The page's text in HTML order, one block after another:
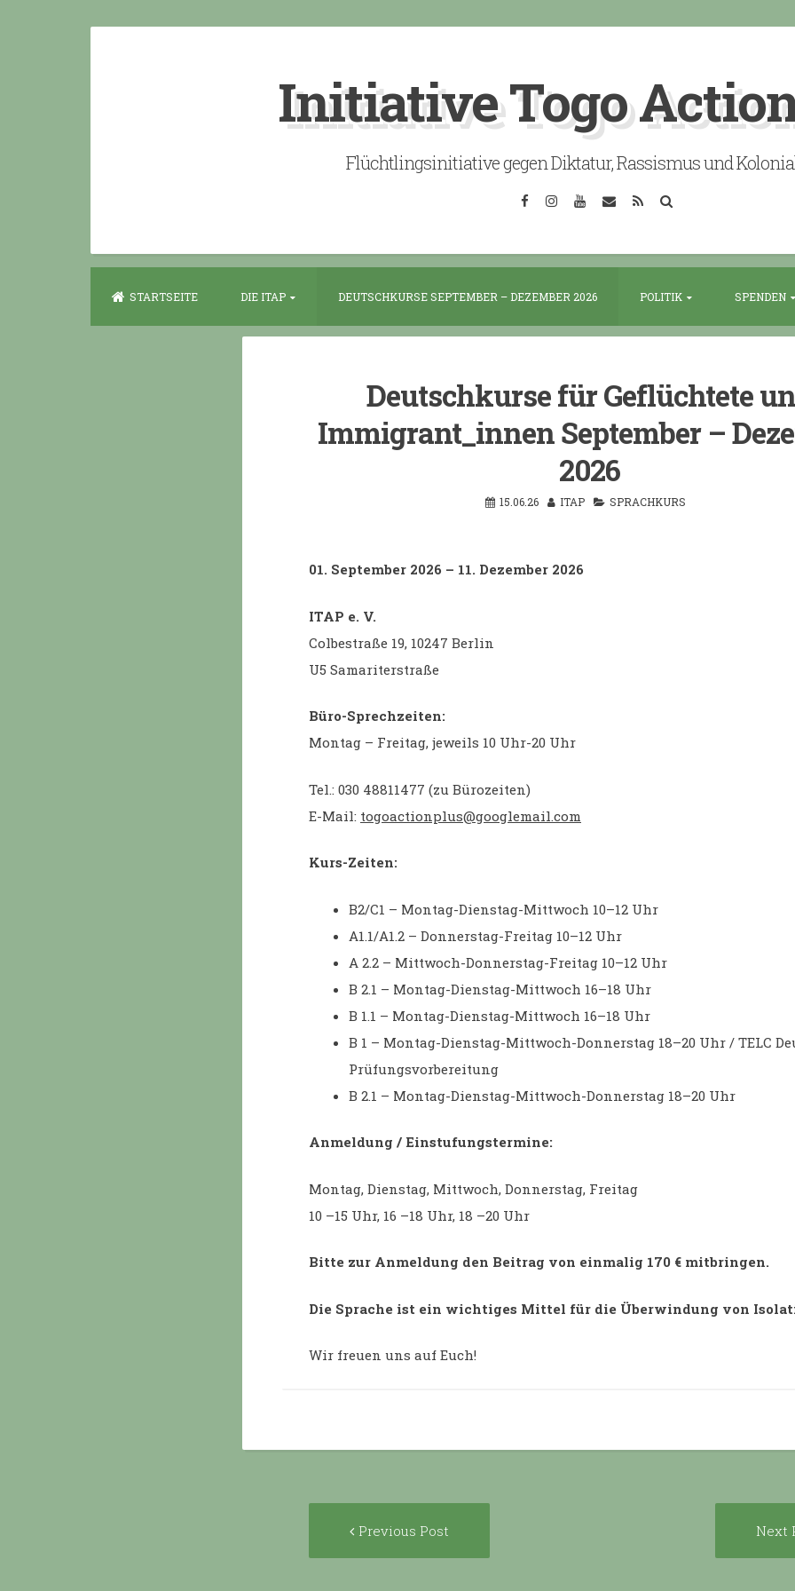
Initiative Togo
Flüchtlingsinitiative gegen Diktatur, Rassismus und
FacebookInstagramYouTube
EmailRSS
STARTSEITE DIE ITAP DEUTSCHKURSE SEPTEMBER – DEZEMBER 2026 POLITIK SPENDEN
Deutschkurse für Geflüchtete
Immigrant_innen September –
2026
15.06.26 ITAP SPRACHKURS
01. September 2026 – 11. Dezember 2026
ITAP e. V.
Colbestraße 19, 10247 Berlin
U5 Samariterstraße
Büro-Sprechzeiten:
Montag – Freitag, jeweils 10 Uhr-20 Uhr
Tel.: 030 48811477 (zu Bürozeiten)
E-Mail: togoactionplus@googlemail.com
Kurs-Zeiten:
B2/C1 – Montag-Dienstag-Mittwoch 10–12 Uhr
A1.1/A1.2 – Donnerstag-Freitag 10–12 Uhr
A 2.2 – Mittwoch-Donnerstag-Freitag 10–12 Uhr
B 2.1 – Montag-Dienstag-Mittwoch 16–18 Uhr
B 1.1 – Montag-Dienstag-Mittwoch 16–18 Uhr
B 1 – Montag-Dienstag-Mittwoch-Donnerstag 18–20 Uhr / TELC
Prüfungsvorbereitung
B 2.1 – Montag-Dienstag-Mittwoch-Donnerstag 18–20 Uhr
Anmeldung / Einstufungstermine:
Montag, Dienstag, Mittwoch, Donnerstag, Freitag
10 –15 Uhr, 16 –18 Uhr, 18 –20 Uhr
Bitte zur Anmeldung den Beitrag von einmalig 170 € mitbringen.
Die Sprache ist ein wichtiges Mittel für die Überwindung von
Wir freuen uns auf Euch!
navigation
Previous Post Next